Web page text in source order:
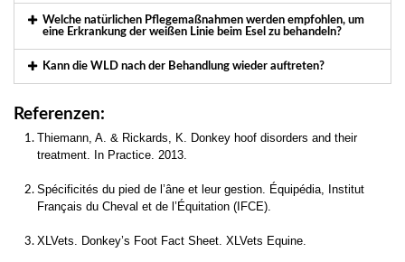
Welche natürlichen Pflegemaßnahmen werden empfohlen, um
eine Erkrankung der weißen Linie beim Esel zu behandeln?
Kann die WLD nach der Behandlung wieder auftreten?
Referenzen:
Thiemann, A. & Rickards, K. Donkey hoof disorders and their
treatment. In Practice. 2013.
Spécificités du pied de l’âne et leur gestion. Équipédia, Institut
Français du Cheval et de l’Équitation (IFCE).
XLVets. Donkey’s Foot Fact Sheet. XLVets Equine.